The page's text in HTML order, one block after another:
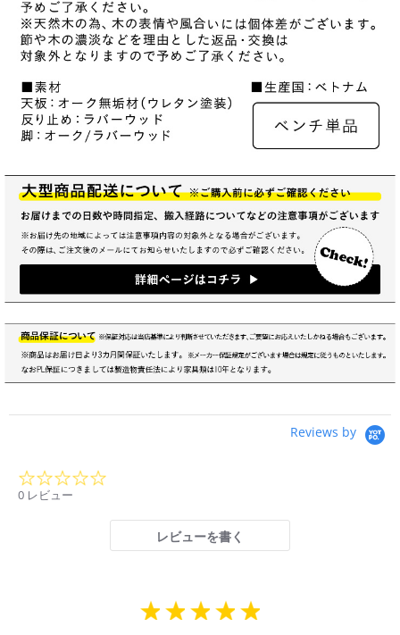
Reviews by
0 レビュー
レビューを書く